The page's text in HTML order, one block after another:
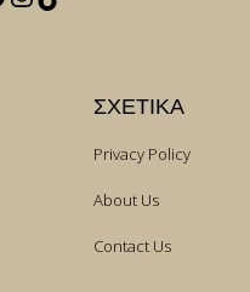
Instagram
TikTok
ΣΧΕΤΙΚΑ
Privacy Policy
About Us
Contact Us